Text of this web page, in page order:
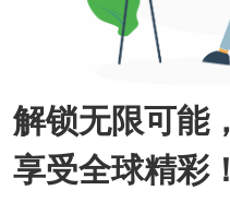
解锁无限可能，
享受全球精彩！